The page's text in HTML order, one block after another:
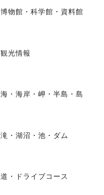
博物館・科学館・資料館
観光情報
海・海岸・岬・半島・島
滝・湖沼・池・ダム
道・ドライブコース